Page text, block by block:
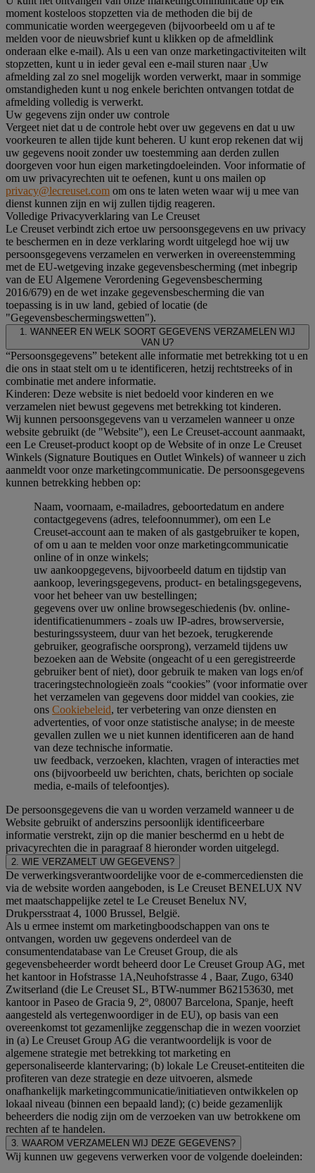
moment kosteloos stopzetten via de methoden die bij de
communicatie worden weergegeven (bijvoorbeeld om u af te
melden voor de nieuwsbrief kunt u klikken op de afmeldlink
onderaan elke e-mail). Als u een van onze marketingactiviteiten wilt
stopzetten, kunt u in ieder geval een e-mail sturen naar .Uw
afmelding zal zo snel mogelijk worden verwerkt, maar in sommige
omstandigheden kunt u nog enkele berichten ontvangen totdat de
afmelding volledig is verwerkt.
Uw gegevens zijn onder uw controle
Vergeet niet dat u de controle hebt over uw gegevens en dat u uw
voorkeuren te allen tijde kunt beheren. U kunt erop rekenen dat wij
uw gegevens nooit zonder uw toestemming aan derden zullen
doorgeven voor hun eigen marketingdoeleinden. Voor informatie of
om uw privacyrechten uit te oefenen, kunt u ons mailen op
privacy@lecreuset.com om ons te laten weten waar wij u mee van
dienst kunnen zijn en wij zullen tijdig reageren.
Volledige Privacyverklaring van Le Creuset
Le Creuset verbindt zich ertoe uw persoonsgegevens en uw privacy
te beschermen en in deze verklaring wordt uitgelegd hoe wij uw
persoonsgegevens verzamelen en verwerken in overeenstemming
met de EU-wetgeving inzake gegevensbescherming (met inbegrip
van de EU Algemene Verordening Gegevensbescherming
2016/679) en de wet inzake gegevensbescherming die van
toepassing is in uw land, gebied of locatie (de
"Gegevensbeschermingswetten").
1. WANNEER EN WELK SOORT GEGEVENS VERZAMELEN WIJ
VAN U?
“Persoonsgegevens” betekent alle informatie met betrekking tot u en
die ons in staat stelt om u te identificeren, hetzij rechtstreeks of in
combinatie met andere informatie.
Kinderen: Deze website is niet bedoeld voor kinderen en we
verzamelen niet bewust gegevens met betrekking tot kinderen.
Wij kunnen persoonsgegevens van u verzamelen wanneer u onze
website gebruikt (de "Website"), een Le Creuset-account aanmaakt,
een Le Creuset-product koopt op de Website of in onze Le Creuset
Winkels (Signature Boutiques en Outlet Winkels) of wanneer u zich
aanmeldt voor onze marketingcommunicatie. De persoonsgegevens
kunnen betrekking hebben op:
Naam, voornaam, e-mailadres, geboortedatum en andere
contactgegevens (adres, telefoonnummer), om een Le
Creuset-account aan te maken of als gastgebruiker te kopen,
of om u aan te melden voor onze marketingcommunicatie
online of in onze winkels;
uw aankoopgegevens, bijvoorbeeld datum en tijdstip van
aankoop, leveringsgegevens, product- en betalingsgegevens,
voor het beheer van uw bestellingen;
gegevens over uw online browsegeschiedenis (bv. online-
identificatienummers - zoals uw IP-adres, browserversie,
besturingssysteem, duur van het bezoek, terugkerende
gebruiker, geografische oorsprong), verzameld tijdens uw
bezoeken aan de Website (ongeacht of u een geregistreerde
gebruiker bent of niet), door gebruik te maken van logs en/of
traceringstechnologieën zoals “cookies” (voor informatie over
het verzamelen van gegevens door middel van cookies, zie
ons Cookiebeleid, ter verbetering van onze diensten en
advertenties, of voor onze statistische analyse; in de meeste
gevallen zullen we u niet kunnen identificeren aan de hand
van deze technische informatie.
uw feedback, verzoeken, klachten, vragen of interacties met
ons (bijvoorbeeld uw berichten, chats, berichten op sociale
media, e-mails of telefoontjes).
De persoonsgegevens die van u worden verzameld wanneer u de
Website gebruikt of anderszins persoonlijk identificeerbare
informatie verstrekt, zijn op die manier beschermd en u hebt de
privacyrechten die in paragraaf 8 hieronder worden uitgelegd.
2. WIE VERZAMELT UW GEGEVENS?
De verwerkingsverantwoordelijke voor de e-commercediensten die
via de website worden aangeboden, is Le Creuset BENELUX NV
met maatschappelijke zetel te Le Creuset Benelux NV,
Drukpersstraat 4, 1000 Brussel, België.
Als u ermee instemt om marketingboodschappen van ons te
ontvangen, worden uw gegevens onderdeel van de
consumentendatabase van Le Creuset Group, die als
gegevensbeheerder wordt beheerd door Le Creuset Group AG, met
het kantoor in Hofstrasse 1A,Neuhofstrasse 4 , Baar, Zugo, 6340
Zwitserland (die Le Creuset SL, BTW-nummer B62153630, met
kantoor in Paseo de Gracia 9, 2º, 08007 Barcelona, Spanje, heeft
aangesteld als vertegenwoordiger in de EU), op basis van een
overeenkomst tot gezamenlijke zeggenschap die in wezen voorziet
in (a) Le Creuset Group AG die verantwoordelijk is voor de
algemene strategie met betrekking tot marketing en
gepersonaliseerde klantervaring; (b) lokale Le Creuset-entiteiten die
profiteren van deze strategie en deze uitvoeren, alsmede
onafhankelijk marketingcommunicatie/initiatieven ontwikkelen op
lokaal niveau (binnen een bepaald land); (c) beide gezamenlijk
beheerders die nodig zijn om de verzoeken van uw betrokkene om
rechten af te handelen.
3. WAAROM VERZAMELEN WIJ DEZE GEGEVENS?
Wij kunnen uw gegevens verwerken voor de volgende doeleinden: